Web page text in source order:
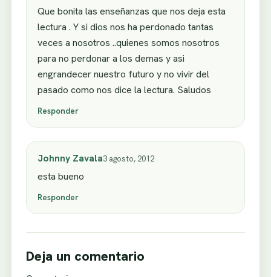
Que bonita las enseñanzas que nos deja esta
lectura . Y si dios nos ha perdonado tantas
veces a nosotros ..quienes somos nosotros
para no perdonar a los demas y asi
engrandecer nuestro futuro y no vivir del
pasado como nos dice la lectura. Saludos
Responder
Johnny Zavala3 agosto, 2012
esta bueno
Responder
Deja un comentario